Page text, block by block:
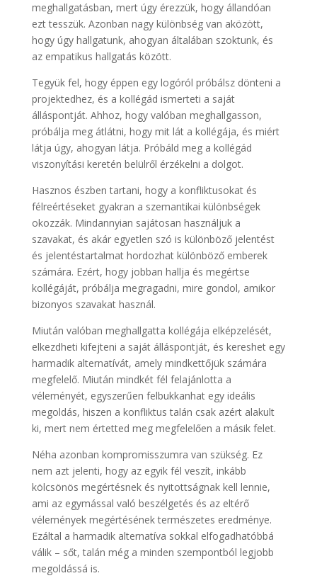
meghallgatásban, mert úgy érezzük, hogy állandóan
ezt tesszük. Azonban nagy különbség van aközött,
hogy úgy hallgatunk, ahogyan általában szoktunk, és
az empatikus hallgatás között.
Tegyük fel, hogy éppen egy logóról próbálsz dönteni a
projektedhez, és a kollégád ismerteti a saját
álláspontját. Ahhoz, hogy valóban meghallgasson,
próbálja meg átlátni, hogy mit lát a kollégája, és miért
látja úgy, ahogyan látja. Próbáld meg a kollégád
viszonyítási keretén belülről érzékelni a dolgot.
Hasznos észben tartani, hogy a konfliktusokat és
félreértéseket gyakran a szemantikai különbségek
okozzák. Mindannyian sajátosan használjuk a
szavakat, és akár egyetlen szó is különböző jelentést
és jelentéstartalmat hordozhat különböző emberek
számára. Ezért, hogy jobban hallja és megértse
kollégáját, próbálja megragadni, mire gondol, amikor
bizonyos szavakat használ.
Miután valóban meghallgatta kollégája elképzelését,
elkezdheti kifejteni a saját álláspontját, és kereshet egy
harmadik alternatívát, amely mindkettőjük számára
megfelelő. Miután mindkét fél felajánlotta a
véleményét, egyszerűen felbukkanhat egy ideális
megoldás, hiszen a konfliktus talán csak azért alakult
ki, mert nem értetted meg megfelelően a másik felet.
Néha azonban kompromisszumra van szükség. Ez
nem azt jelenti, hogy az egyik fél veszít, inkább
kölcsönös megértésnek és nyitottságnak kell lennie,
ami az egymással való beszélgetés és az eltérő
vélemények megértésének természetes eredménye.
Ezáltal a harmadik alternatíva sokkal elfogadhatóbbá
válik – sőt, talán még a minden szempontból legjobb
megoldássá is.